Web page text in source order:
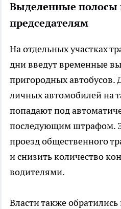
Выделенные полосы
председателям
На отдельных участках
дни введут временные
пригородных автобусов.
личных автомобилей на
попадают под
последующим штрафом.
проезд общественного
и снизить количество
водителями.
Власти также